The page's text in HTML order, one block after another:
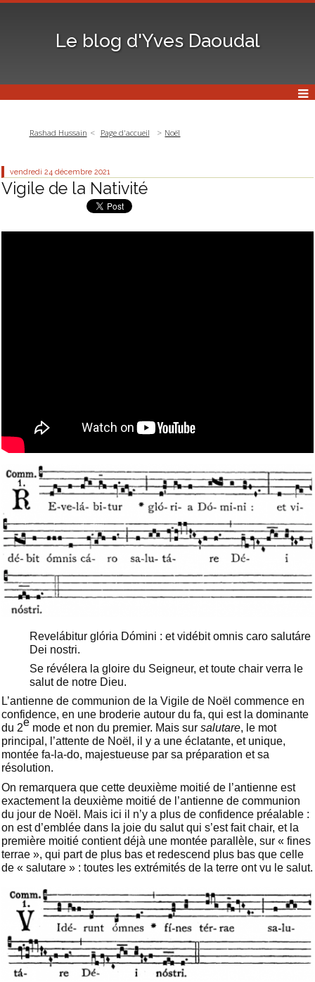
Le blog d'Yves Daoudal
Rashad Hussain Page d'accueil Noël
vendredi 24 décembre 2021
Vigile de la Nativité
Revelábitur glória Dómini : et vidébit omnis caro salutáre
Dei nostri.
Se révélera la gloire du Seigneur, et toute chair verra le
salut de notre Dieu.
L’antienne de communion de la Vigile de Noël commence en
confidence, en une broderie autour du fa, qui est la dominante
du 2e mode et non du premier. Mais sur salutare, le mot
principal, l’attente de Noël, il y a une éclatante, et unique,
montée fa-la-do, majestueuse par sa préparation et sa
résolution.
On remarquera que cette deuxième moitié de l’antienne est
exactement la deuxième moitié de l’antienne de communion
du jour de Noël. Mais ici il n’y a plus de confidence préalable :
on est d’emblée dans la joie du salut qui s’est fait chair, et la
première moitié contient déjà une montée parallèle, sur « fines
terrae », qui part de plus bas et redescend plus bas que celle
de « salutare » : toutes les extrémités de la terre ont vu le salut.